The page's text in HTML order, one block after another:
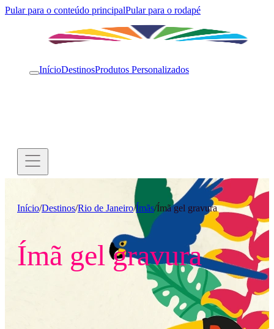
Pular para o conteúdo principalPular para o rodapé
InícioDestinosProdutos Personalizados
Início/Destinos/Rio de Janeiro/Ímãs/Ímã gel gravura
Ímã gel gravura